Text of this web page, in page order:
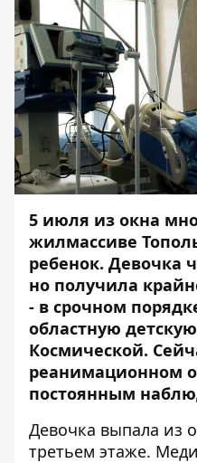
5 июля из окна
жилмассиве
ребенок. Девочка
но получила
- в срочном
областную
Космической. С
реанимационном
постоянным
Девочка выпала из
третьем этаже.